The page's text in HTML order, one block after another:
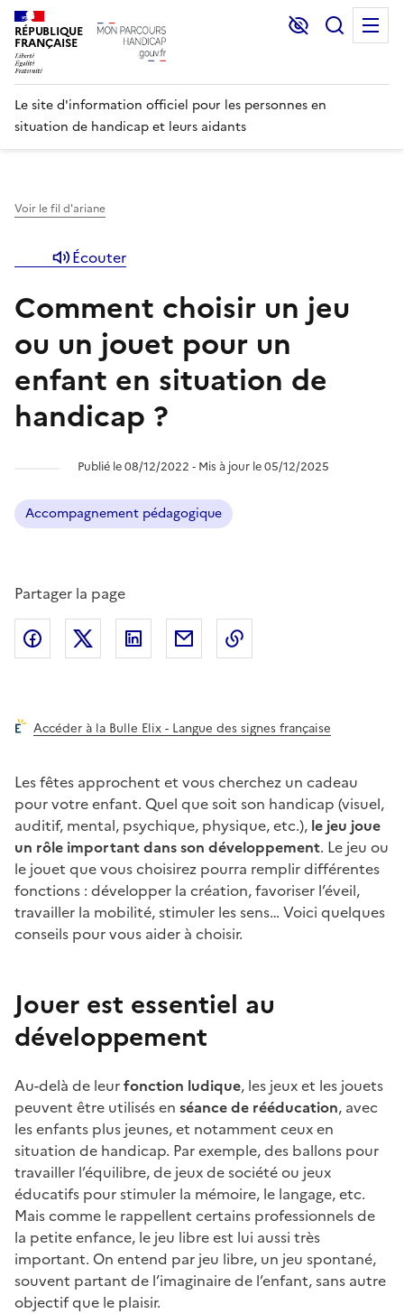
RÉPUBLIQUE
FRANÇAISE
Lecture et
Le site d'information officiel pour les personnes en
situation de handicap et leurs aidants
Voir le fil d'ariane
Écouter
Comment choisir un jeu
ou un jouet pour un
enfant en situation de
handicap ?
Publié le 08/12/2022 ‐ Mis à jour le 05/12/2025
Accompagnement pédagogique
Partager la page
Partager l'article surFacebook
Partager l'article sur X (anciennement
Partager l'article sur
Partager l'article par courriel
Accéder à la Bulle Elix - Langue des signes française
Les fêtes approchent et vous cherchez un cadeau
pour votre enfant. Quel que soit son handicap (visuel,
auditif, mental, psychique, physique, etc.), le jeu joue
un rôle important dans son développement. Le jeu ou
le jouet que vous choisirez pourra remplir différentes
fonctions : développer la création, favoriser l’éveil,
travailler la mobilité, stimuler les sens… Voici quelques
conseils pour vous aider à choisir.
Jouer est essentiel au
développement
Au-delà de leurfonction ludique, les jeux et les jouets
peuvent être utilisés en séance de rééducation, avec
les enfants plus jeunes, et notamment ceux en
situation de handicap. Par exemple, des ballons pour
travailler l’équilibre, de jeux de société ou jeux
éducatifs pour stimuler la mémoire, le langage, etc.
Mais comme le rappellent certains professionnels de
la petite enfance, le jeu libre est lui aussi très
important. On entend par jeu libre, un jeu spontané,
souvent partant de l’imaginaire de l’enfant, sans autre
objectif que le plaisir.